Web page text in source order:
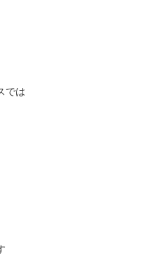
では